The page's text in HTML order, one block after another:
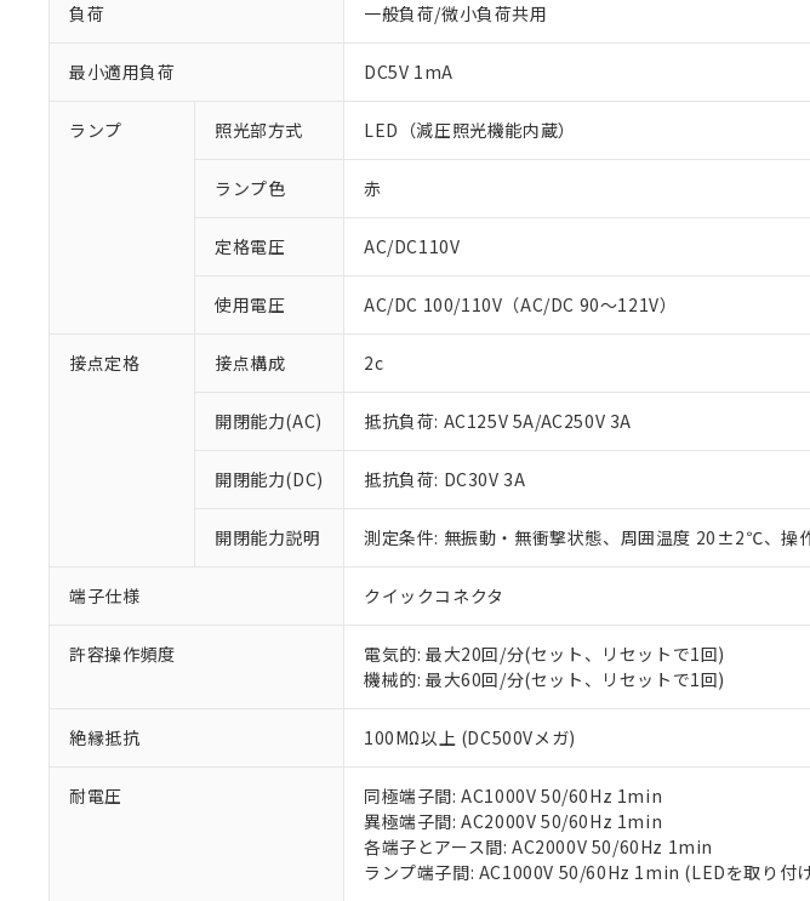
負荷 一般負荷/微小負荷共用
最小適用負荷 DC5V 1mA
ランプ 照光部方式 LED（減圧照光機能内蔵）
ランプ色 赤
定格電圧 AC/DC110V
使用電圧 AC/DC 100/110V（AC/DC 90～121V）
接点定格 接点構成 2c
開閉能力(AC) 抵抗負荷: AC125V 5A/AC250V 3A
開閉能力(DC) 抵抗負荷: DC30V 3A
開閉能力説明 測定条件: 無振動・無衝撃状態、周囲温度 20±2℃、操
端子仕様 クイックコネクタ
許容操作頻度
電気的: 最大20回/分(セット、リセットで1回)
機械的: 最大60回/分(セット、リセットで1回)
絶縁抵抗 100MΩ以上 (DC500Vメガ)
耐電圧
同極端子間: AC1000V 50/60Hz 1min
異極端子間: AC2000V 50/60Hz 1min
各端子とアース間: AC2000V 50/60Hz 1min
ランプ端子間: AC1000V 50/60Hz 1min (LEDを取り付
ご利用条件
以下の条件をお読みいただき、同意のうえご利用く
本サービスは、当社制御機器事業取扱商品の
くものです。
当社制御機器事業取扱商品の中には、本サー
在庫状況および標準価格照会結果は、記載し
のであり、閲覧された時点での実際の在庫お
い。
当社販売員にご相談ください。
オムロン制御機器販売店や当社販売拠点は「
在庫状況および標準価格結果を当社の事前の
す。
マイパーツ機能（部品リスト作成サービス）
対応予定：EU RoHS指令（10物質）の非含有に対
対応予定なし：EU RoHS指令（10物質）の非含有
調査・確認中：EU RoHS指令（10物質）の非含有
非該当品：ライセンス料など無形物で、有害物質有
仕入先様の事情により、非含有部品としていたもの
*EU RoHS指令（10物質）：
鉛(Pb) 1000ppm以下、 水銀(Hg) 1000ppm以下、 カドミウム(Cd)
六価クロム(Cr(Ⅵ)) 1000ppm以下、ポリ臭化ビフェニル類(PBB)
フタル酸ビス(2-エチルヘキシル) (DEHP)(別名：DOP) 1000ppm以
ル（DBP） 1000ppm以下、フタル酸ジイソブチル (DIBP)
※2 対応予定月
部品在庫の切り替え状況などにより、予定月が前後
※1 中国RoHS○×表
「○」：最大均質材料含有率が中国RoHSの基準値以
「×」：最大均質材料含有率が中国RoHSの基準値を
「－」：未確認です。当社販売部門へお問い合わせ
*中国RoHS10物質の基準値 (GB/T26572)：
Pb(鉛) :1000ppm、 Hg(水銀) : 1000ppm、 Cd(カドミウム) :
Cr(Ⅵ)(六価クロム) : 1000ppm、 PBBs(ポリ臭化ビフェニル類) :
DBP(フタル酸ジブチル) : 1000ppm、 DIBP(フタル酸ジイソブチル
DEHP(フタル酸ビス(2-エチルヘキシル)) : 1000ppm
※2 環境保護使用期限
「ｅ」：有害物質（10物質）のすべてが基準値以下
当社は、これら貴社製品のうち、外国為替お
などの必要な手続きをとります。
当社は規制貨物を破棄する場合は、完全に破
ます。
当社は貴社製品を、核兵器、ミサイル、化学
置等に一切使用いたしません。
当社は、貴社製品を第三者に販売する場合は
また当社は、販売先および販売に係わる関係
たしません。
記
号
説明
○ 一定数以上の在庫あり
△ 一定数には満たないが在庫あり
－
在庫なし(最新の在庫状況については、お
機器販売店・当社販売員にご確認くださ